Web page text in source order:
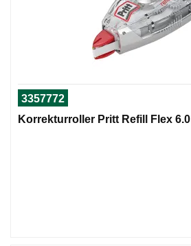
3357772
Korrekturroller Pritt Refill Flex 6.0